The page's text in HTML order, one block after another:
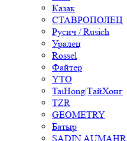
Казак
СТАВРОПОЛЕЦ
Русич / Rusich
Уралец
Rossel
Файтер
YTO
TaiHong|ТайХонг
TZR
GEOMETRY
Батыр
SADIN AUMAHR